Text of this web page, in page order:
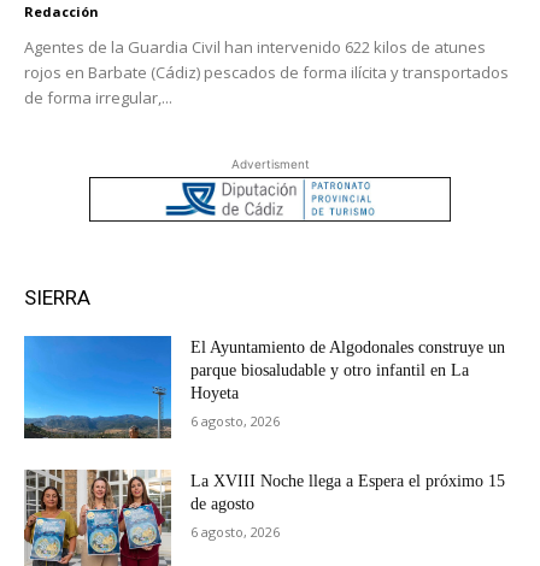
Redacción
Agentes de la Guardia Civil han intervenido 622 kilos de atunes
rojos en Barbate (Cádiz) pescados de forma ilícita y transportados
de forma irregular,...
Advertisment
SIERRA
El Ayuntamiento de Algodonales construye un
parque biosaludable y otro infantil en La
Hoyeta
6 agosto, 2026
La XVIII Noche llega a Espera el próximo 15
de agosto
6 agosto, 2026